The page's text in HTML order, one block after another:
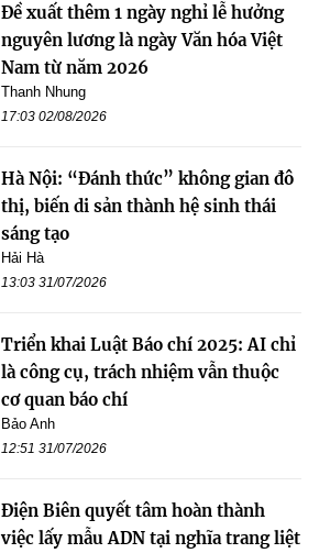
Đề xuất thêm 1 ngày nghỉ lễ hưởng
nguyên lương là ngày Văn hóa Việt
Nam từ năm 2026
Thanh Nhung
17:03 02/08/2026
Hà Nội: “Đánh thức” không gian đô
thị, biến di sản thành hệ sinh thái
sáng tạo
Hải Hà
13:03 31/07/2026
Triển khai Luật Báo chí 2025: AI chỉ
là công cụ, trách nhiệm vẫn thuộc
cơ quan báo chí
Bảo Anh
12:51 31/07/2026
Điện Biên quyết tâm hoàn thành
việc lấy mẫu ADN tại nghĩa trang liệt